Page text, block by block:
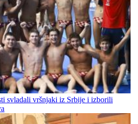
svladali vršnjaki iz Srbije i izborili